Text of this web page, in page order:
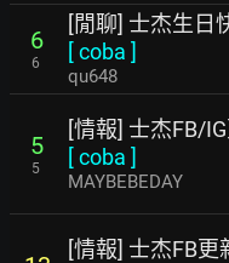
6
6
[閒聊] 士杰生日
[coba ]
qu648
5
5
[情報] 士杰FB/
[coba ]
MAYBEBEDAY
[情報] 士杰FB更